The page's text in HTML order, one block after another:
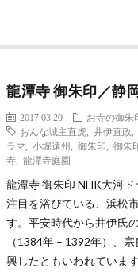
龍潭寺 御朱印／静
2017.03.20
お寺の御朱
おんな城主直虎
,井伊直政
ラマ
,小堀遠州 ,御朱印 ,御朱
寺 ,龍潭寺庭園
龍潭寺 御朱印 NHK大河
注目を浴びている、浜松
す。平安時代から井伊氏
（1384年 – 1392年）、
興したともいわれていま